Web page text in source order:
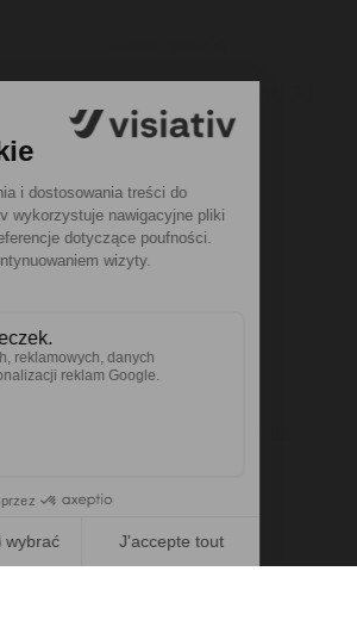
myCADtools
myPDMtools
warunki użytkowania